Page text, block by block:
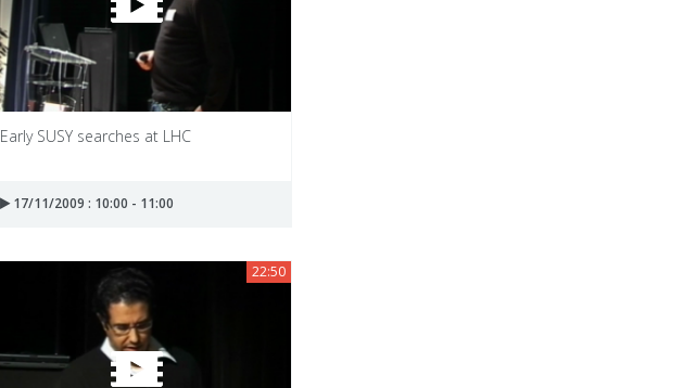
Early SUSY searches at LHC
17/11/2009 : 10:00 - 11:00
22:50